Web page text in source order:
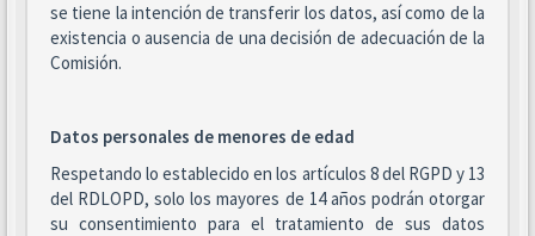
se tiene la intención de transferir los datos, así como de la
existencia o ausencia de una decisión de adecuación de la
Comisión.
Datos personales de menores de edad
Respetando lo establecido en los artículos 8 del RGPD y 13
del RDLOPD, solo los mayores de 14 años podrán otorgar
su consentimiento para el tratamiento de sus datos